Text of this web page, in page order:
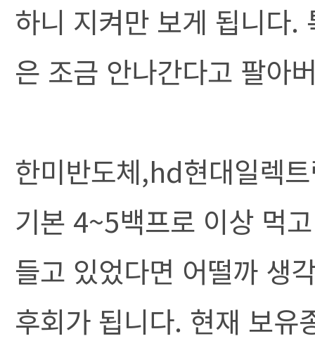
하니 지켜만 보게 됩니다.
은 조금 안나간다고 팔아
한미반도체,hd현대일렉
기본 4~5백프로 이상 먹
들고 있었다면 어떨까 생
후회가 됩니다. 현재 보유